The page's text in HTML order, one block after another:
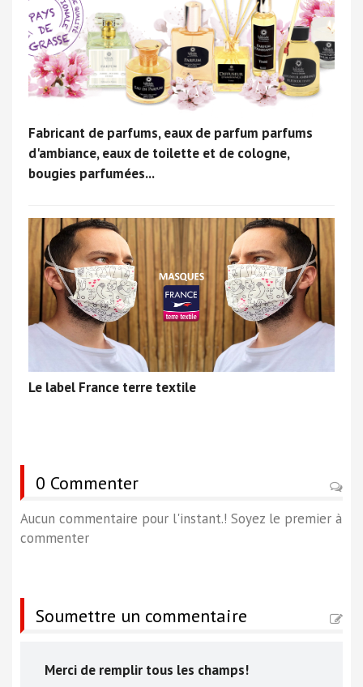
Fabricant de parfums, eaux de parfum parfums
d'ambiance, eaux de toilette et de cologne,
bougies parfumées...
Le label France terre textile
0 Commenter
Aucun commentaire pour l'instant.! Soyez le premier à
commenter
Soumettre un commentaire
Merci de remplir tous les champs!